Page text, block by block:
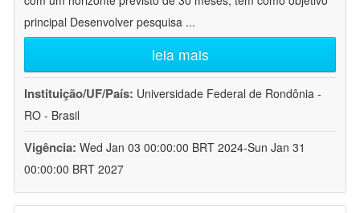
principal Desenvolver pesquisa ...
leia mais
Instituição/UF/País: Universidade Federal de Rondônia -
RO - Brasil
Vigência: Wed Jan 03 00:00:00 BRT 2024-Sun Jan 31
00:00:00 BRT 2027